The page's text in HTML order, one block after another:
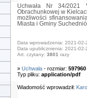
Uchwała Nr 34/2021
Obrachunkowej w
możliwości
Miasta i Gminy
Data wprowadzenia: 2021-02-
Data upublicznienia: 2021-02-
Art. czytany: 3801razy
» Uchwała - rozmiar: 597960
Typ pliku: application/pdf
Wiadomość wprowadził: